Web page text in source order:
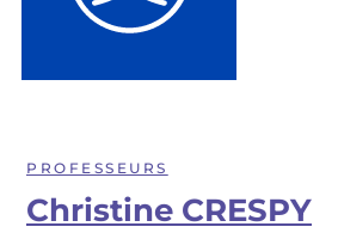
PROFESSEURS
Christine CRESPY